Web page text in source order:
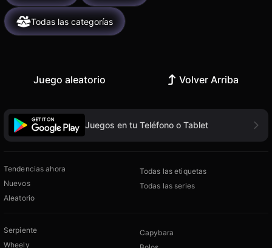
Todas las categorías
Juego aleatorio Volver Arriba
Juegos en tu Teléfono o Tablet
Tendencias ahora
Nuevos
Aleatorio
Todas las etiquetas
Todas las series
Serpiente
Wheely
Capybara